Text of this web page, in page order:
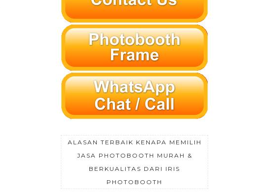
ALASAN TERBAIK KENAPA MEMILIH
JASA PHOTOBOOTH MURAH &
BERKUALITAS DARI IRIS
PHOTOBOOTH